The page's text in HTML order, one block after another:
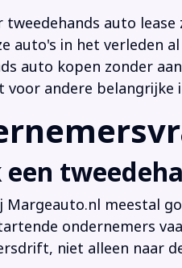
tweedehands auto
auto's in het verleden
auto kopen zonder
voor andere belangrijke
een
Margeauto.nl meestal
ondernemers
niet alleen naar